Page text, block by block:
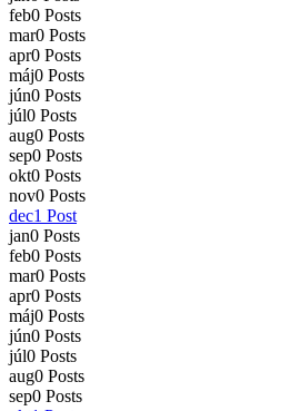
feb0 Posts
mar0 Posts
apr0 Posts
máj0 Posts
jún0 Posts
júl0 Posts
aug0 Posts
sep0 Posts
okt0 Posts
nov0 Posts
dec1 Post
jan0 Posts
feb0 Posts
mar0 Posts
apr0 Posts
máj0 Posts
jún0 Posts
júl0 Posts
aug0 Posts
sep0 Posts